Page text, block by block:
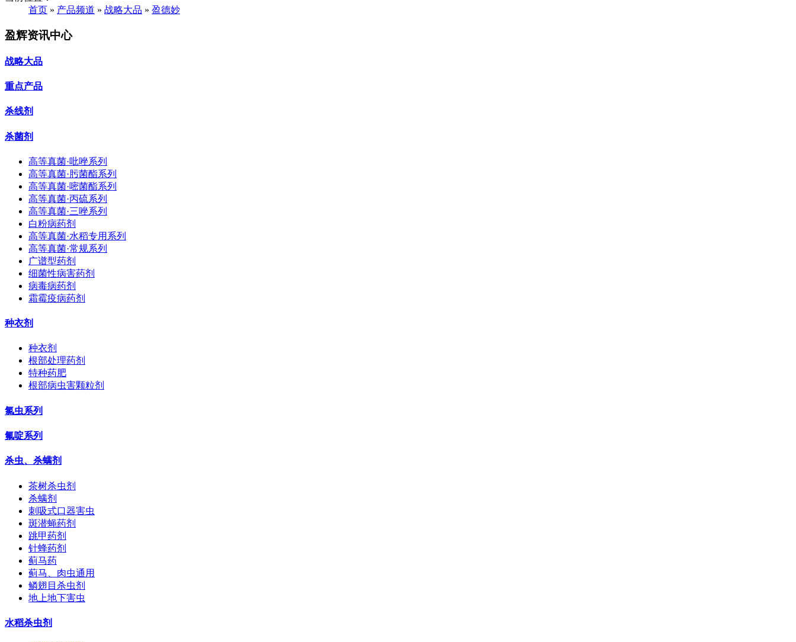
首页 » 产品频道 » 战略大品 » 盈德妙
盈辉资讯中心
战略大品
重点产品
杀线剂
杀菌剂
高等真菌·吡唑系列
高等真菌·肟菌酯系列
高等真菌·嘧菌酯系列
高等真菌·丙硫系列
高等真菌·三唑系列
白粉病药剂
高等真菌·水稻专用系列
高等真菌·常规系列
广谱型药剂
细菌性病害药剂
病毒病药剂
霜霉疫病药剂
种衣剂
种衣剂
根部处理药剂
特种药肥
根部病虫害颗粒剂
氯虫系列
氟啶系列
杀虫、杀螨剂
茶树杀虫剂
杀螨剂
刺吸式口器害虫
斑潜蝇药剂
跳甲药剂
针蜂药剂
蓟马药
蓟马、肉虫通用
鳞翅目杀虫剂
地上地下害虫
水稻杀虫剂